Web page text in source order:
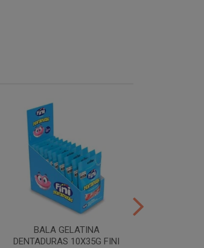
BALA GELATINA
DENTADURAS 10X35G FINI